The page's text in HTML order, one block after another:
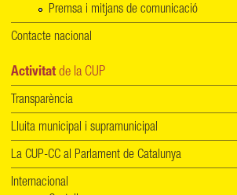
Premsa i mitjans de comunicació
Contacte nacional
Activitat de la CUP
Transparència
Lluita municipal i supramunicipal
La CUP-CC al Parlament de Catalunya
Internacional